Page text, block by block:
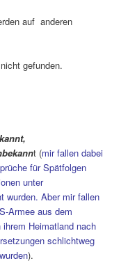
auf anderen
gefunden.
t (mir fallen dabei
für Spätfolgen
unter
wurden. Aber mir fallen
Armee aus dem
Heimatland nach
schlichtweg
).